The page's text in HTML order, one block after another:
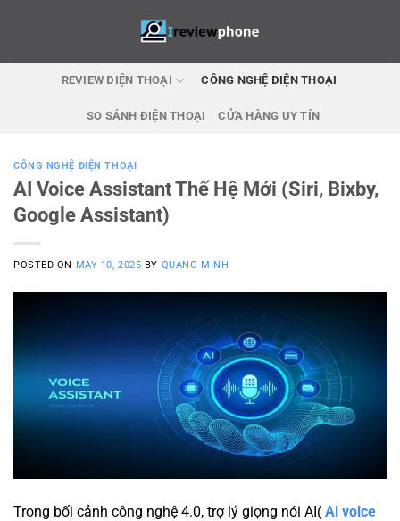
REVIEW ĐIỆN THOẠI CÔNG NGHỆ ĐIỆN THOẠI
SO SÁNH ĐIỆN THOẠI CỬA HÀNG UY TÍN
CÔNG NGHỆ ĐIỆN THOẠI
AI Voice Assistant Thế Hệ Mới (Siri, Bixby,
Google Assistant)
POSTED ON MAY 10, 2025 BY QUANG MINH
Trong bối cảnh công nghệ 4.0, trợ lý giọng nói AI( Ai voice